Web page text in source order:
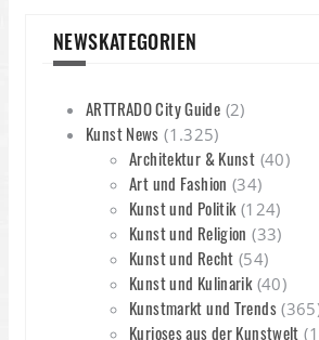
NEWSKATEGORIEN
ARTTRADO City Guide (2)
Kunst News (1.325)
Architektur & Kunst (40)
Art und Fashion (34)
Kunst und Politik(124)
Kunst und Religion (33)
Kunst und Recht (54)
Kunst und Kulinarik(40)
Kunstmarkt und Trends
Kurioses aus der Kunstwelt